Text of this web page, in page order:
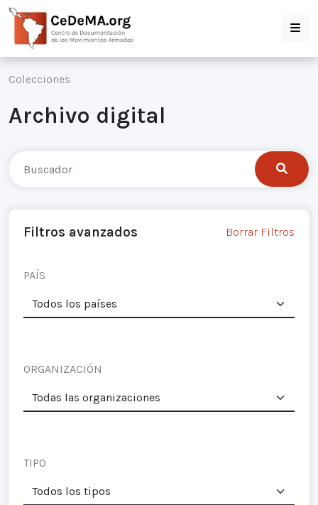
Colecciones
Archivo digital
Filtros avanzados Borrar Filtros
PAÍS
ORGANIZACIÓN
TIPO